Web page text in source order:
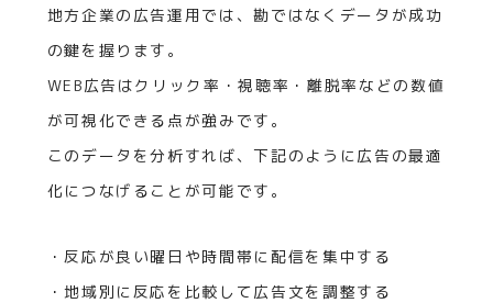
地方企業の広告運用では、勘ではなくデータが成功
の鍵を握ります。
WEB広告はクリック率・視聴率・離脱率などの数値
が可視化できる点が強みです。
このデータを分析すれば、下記のように広告の最適
化につなげることが可能です。
・反応が良い曜日や時間帯に配信を集中する
・地域別に反応を比較して広告文を調整する